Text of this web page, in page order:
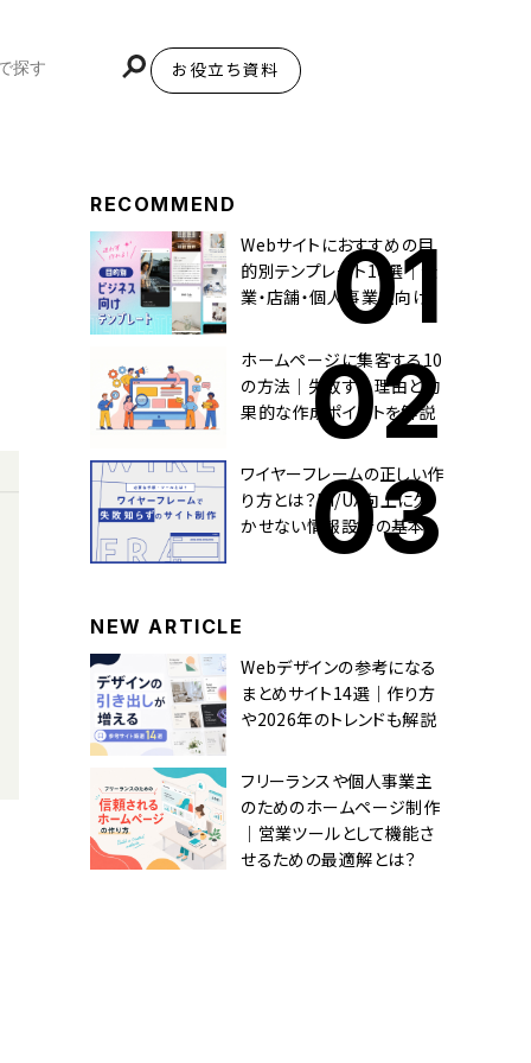
お役立ち資料
RECOMMEND
Webサイトにおすすめの目
的別テンプレート10選｜企
業・店舗・個人事業主向け
ホームページに集客する10
の方法｜失敗する理由と効
果的な作成ポイントを解説
ワイヤーフレームの正しい作
り方とは？UI/UX向上に欠
かせない情報設計の基本
NEW ARTICLE
Webデザインの参考になる
まとめサイト14選｜作り方
や2026年のトレンドも解説
フリーランスや個人事業主
のためのホームページ制作
｜営業ツールとして機能さ
せるための最適解とは？